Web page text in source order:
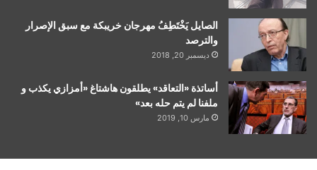
الصايل يَخْتَطِفُ مهرجان خريبكة مع سبق الإصرار
والترصد
ديسمبر 20, 2018
أساتذة «التعاقد» يطلقون هاشتاغ «أمزازي يكذب و
ملفنا لم يتم حله بعد»
مارس 10, 2019